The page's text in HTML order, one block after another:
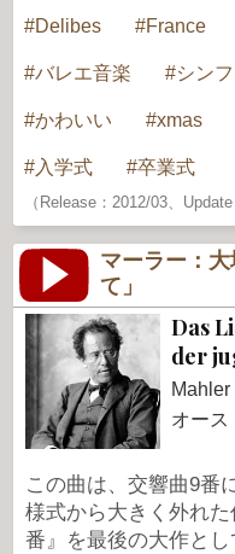
Delibes France
バレエ音楽 シン
かわいい xmas
入学式 卒業式
（Release：2012/03、Update
マーラー：
て」
Das
der
Mahler
オース
この曲は、交響曲9番
様式から大きく外れ
番』を最後の大作と